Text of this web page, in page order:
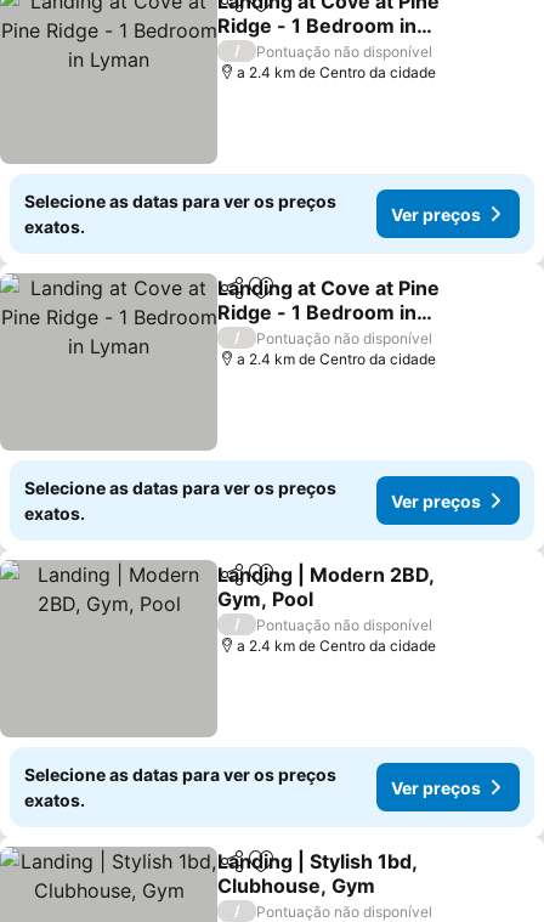
PartilharAdicionar aos favoritos
Ridge - 1 Bedroom in
Lyman
/
Pontuação não disponível
a 2.4 km de Centro da cidade
Selecione as datas para ver os preços
exatos.
Ver preços
PartilharAdicionar aos favoritos
Landing at Cove at Pine
Ridge - 1 Bedroom in
Lyman
/
Pontuação não disponível
a 2.4 km de Centro da cidade
Selecione as datas para ver os preços
exatos.
Ver preços
PartilharAdicionar aos favoritos
Landing | Modern 2BD,
Gym, Pool
/
Pontuação não disponível
a 2.4 km de Centro da cidade
Selecione as datas para ver os preços
exatos.
Ver preços
PartilharAdicionar aos favoritos
Landing | Stylish 1bd,
Clubhouse, Gym
/
Pontuação não disponível